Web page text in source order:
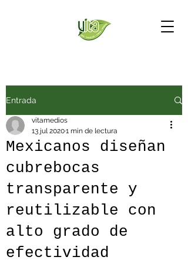
Entrada
Mexicanos diseñan
cubrebocas
transparente y
reutilizable con
alto grado de
efectividad
vitamedios
13 jul 20201 min de lectura